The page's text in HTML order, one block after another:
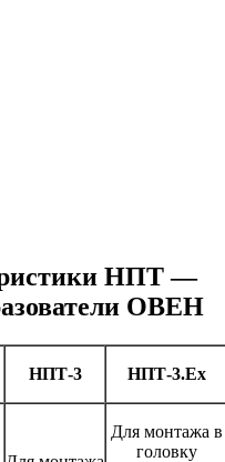
НПТ —
ОВЕН
НПТ-3 НПТ-3.Ех
Для монтажа в
головку